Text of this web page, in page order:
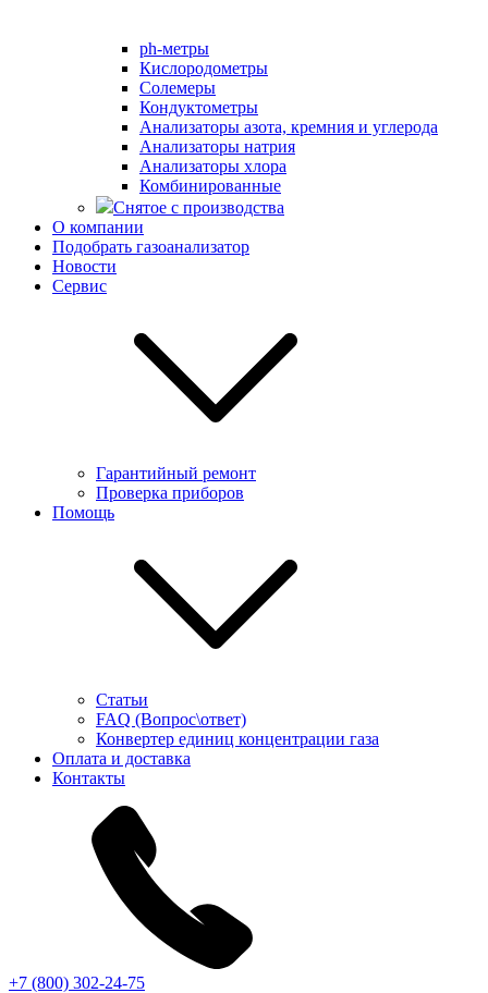
ph-метры
Кислородометры
Солемеры
Кондуктометры
Анализаторы азота, кремния и углерода
Анализаторы натрия
Анализаторы хлора
Комбинированные
Снятое с производства
О компании
Подобрать газоанализатор
Новости
Сервис
Гарантийный ремонт
Проверка приборов
Помощь
Статьи
FAQ (Вопрос\ответ)
Конвертер единиц концентрации газа
Оплата и доставка
Контакты
+7 (800) 302-24-75